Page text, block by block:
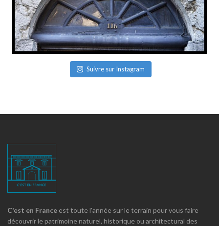
Suivre sur Instagram
C'est en France est toute l'année sur le terrain pour vous faire
découvrir le patrimoine naturel, historique ou architectural des